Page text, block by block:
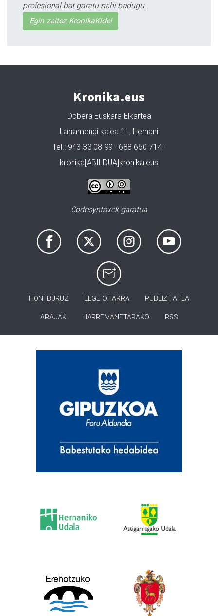
profesional bat garatu nahi badugu.
Egin zaitez KronikaKide!
Kronika.eus
Dobera Euskara Elkartea
Larramendi kalea 11, Hernani
Tel.: 943 33 08 99 · 688 660 714 ·
kronika[ABILDUA]kronika.eus
Codesyntaxek garatua
HONI BURUZ LEGE OHARRA PUBLIZITATEA
ARAUAK HARREMANETARAKO RSS